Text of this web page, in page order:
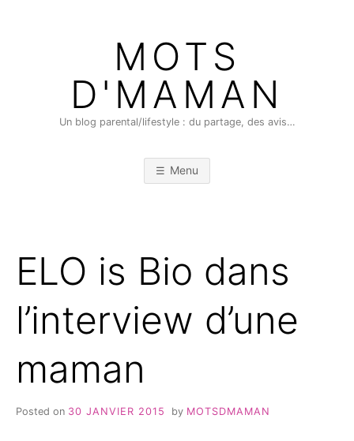
MOTS
D'MAMAN
Un blog parental/lifestyle : du partage, des avis…
Menu
ELO is Bio dans
l’interview d’une
maman
Posted on 30 JANVIER 2015 by MOTSDMAMAN